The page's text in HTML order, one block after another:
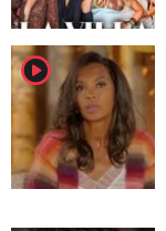
player2